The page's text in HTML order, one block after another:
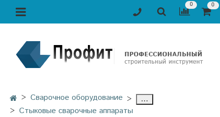
0 0
Сварочное оборудование
...
Стыковые сварочные аппараты